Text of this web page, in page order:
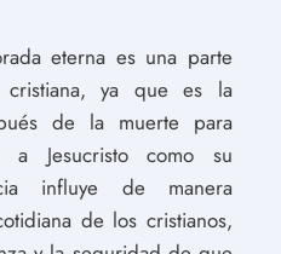
eterna es una parte
ya que es la
de la muerte para
a Jesucristo como su
influye de manera
de los cristianos,